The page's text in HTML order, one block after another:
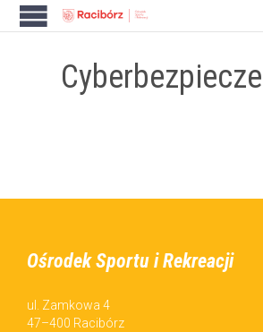
Ośrodek Sportu i Rekreacji
ul. Zamkowa 4
47–400 Racibórz